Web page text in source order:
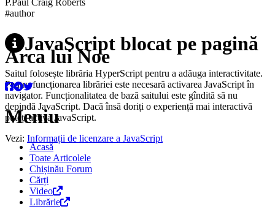
P.Paul Craig Roberts
#author
JavaScript blocat pe pagină
Saitul folosește librăria HyperScript pentru a adăuga interactivitate.
Pentru funcționarea librăriei este necesară activarea JavaScript în
navigator. Funcționalitatea de bază saitului este gîndită să nu
depindă JavaScript. Dacă însă doriți o experiență mai interactivă
puteți activa JavaScript.
Vezi: Informații de licenzare a JavaScript
Arca lui Noe
Meniu
Acasă
Toate Articolele
Chișinău Forum
Cărți
Video
Librărie